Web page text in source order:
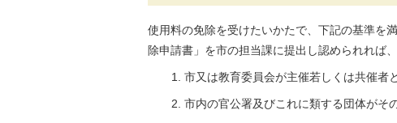
使用料の免除を受けたいかたで、下記の基準を
除申請書」を市の担当課に提出し認められれば
市又は教育委員会が主催若しくは共催者
市内の官公署及びこれに類する団体がそ